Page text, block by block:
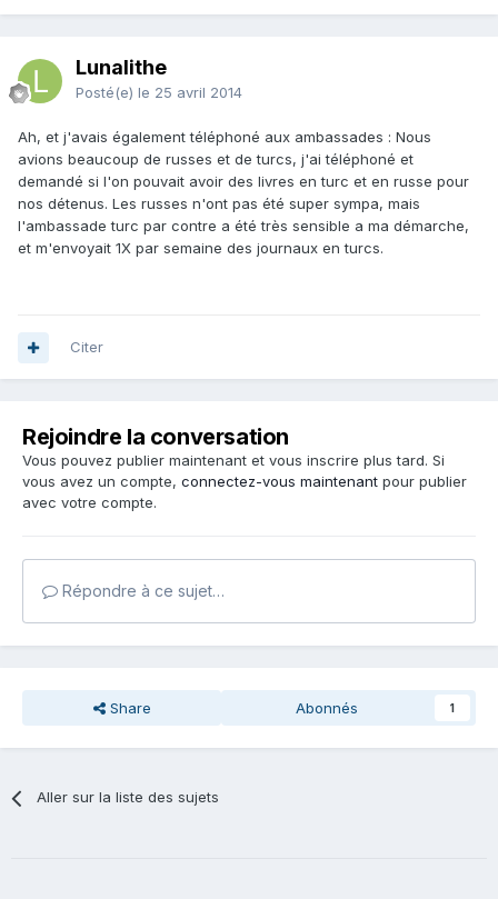
Lunalithe
Posté(e) le 25 avril 2014
Ah, et j'avais également téléphoné aux ambassades : Nous
avions beaucoup de russes et de turcs, j'ai téléphoné et
demandé si l'on pouvait avoir des livres en turc et en russe pour
nos détenus. Les russes n'ont pas été super sympa, mais
l'ambassade turc par contre a été très sensible a ma démarche,
et m'envoyait 1X par semaine des journaux en turcs.
Citer
Rejoindre la conversation
Vous pouvez publier maintenant et vous inscrire plus tard. Si
vous avez un compte, connectez-vous maintenant pour publier
avec votre compte.
Répondre à ce sujet…
Share Abonnés 1
Aller sur la liste des sujets